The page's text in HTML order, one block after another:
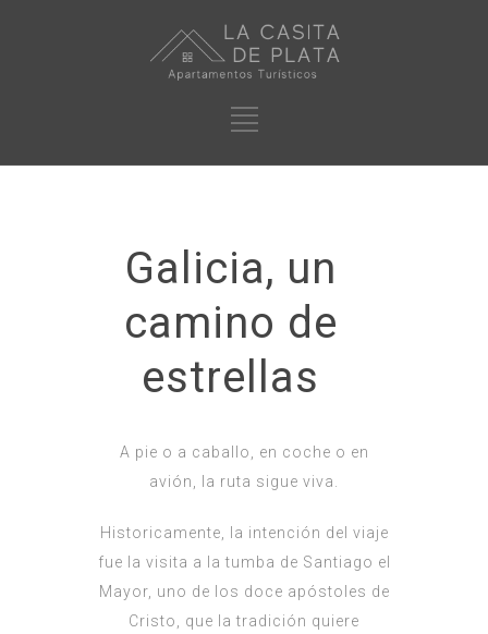
Galicia, un
camino de
estrellas
A pie o a caballo, en coche o en
avión, la ruta sigue viva.
Historicamente, la intención del viaje
fue la visita a la tumba de Santiago el
Mayor, uno de los doce apóstoles de
Cristo, que la tradición quiere